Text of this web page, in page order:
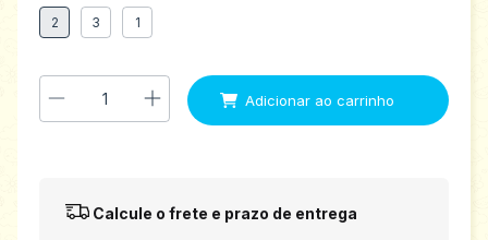
2 3 1
Entregas para o CEP: Alterar CEP
Calcule o frete e prazo de entrega